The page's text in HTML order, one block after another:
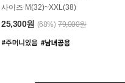
사이즈 M(32)~XXL(38)
25,300원 (68%) 79,000원